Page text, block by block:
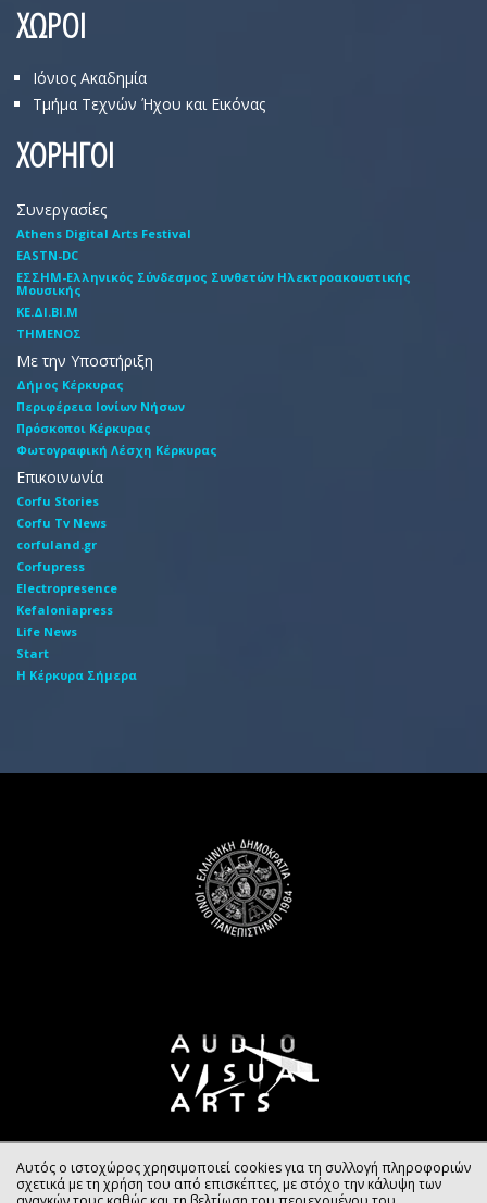
ΧΩΡΟΙ
Ιόνιος Ακαδημία
Τμήμα Τεχνών Ήχου και Εικόνας
ΧΟΡΗΓΟΙ
Συνεργασίες
Athens Digital Arts Festival
EASTN-DC
EΣΣHM-Eλληνικός Σύνδεσμος Συνθετών Hλεκτροακουστικής
Mουσικής
ΚΕ.ΔΙ.ΒΙ.Μ
ΤΗΜΕΝΟΣ
Με την Υποστήριξη
Δήμος Κέρκυρας
Περιφέρεια Ιονίων Νήσων
Πρόσκοποι Κέρκυρας
Φωτογραφική Λέσχη Κέρκυρας
Επικοινωνία
Corfu Stories
Corfu Tv News
corfuland.gr
Corfupress
Electropresence
Kefaloniapress
Life News
Start
Η Κέρκυρα Σήμερα
Αυτός ο ιστοχώρος χρησιμοποιεί cookies για τη συλλογή πληροφοριών
σχετικά με τη χρήση του από επισκέπτες, με στόχο την κάλυψη των